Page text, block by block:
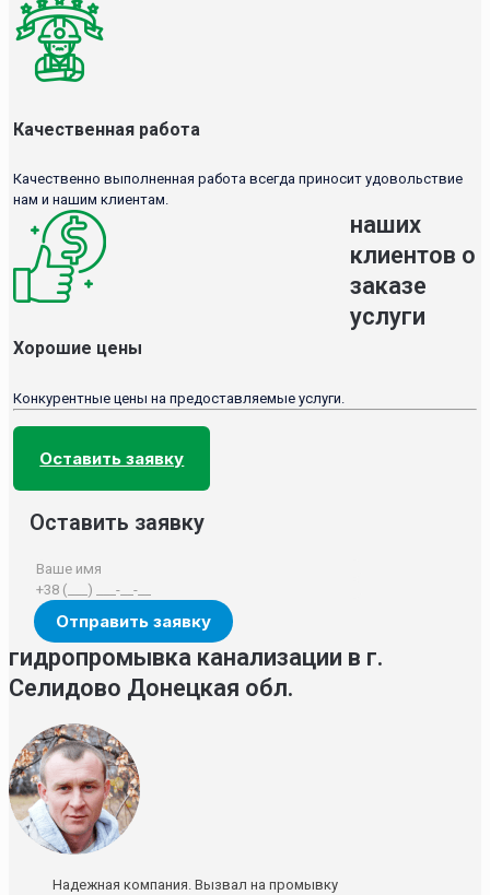
Качественная работа
Качественно выполненная работа всегда приносит удовольствие
нам и нашим клиентам.
Хорошие цены
Конкурентные цены на предоставляемые услуги.
Оставить заявку
Оставить заявку
наших
клиентов о
заказе
услуги
гидропромывка канализации в г.
Селидово Донецкая обл.
Надежная компания. Вызвал на промывку